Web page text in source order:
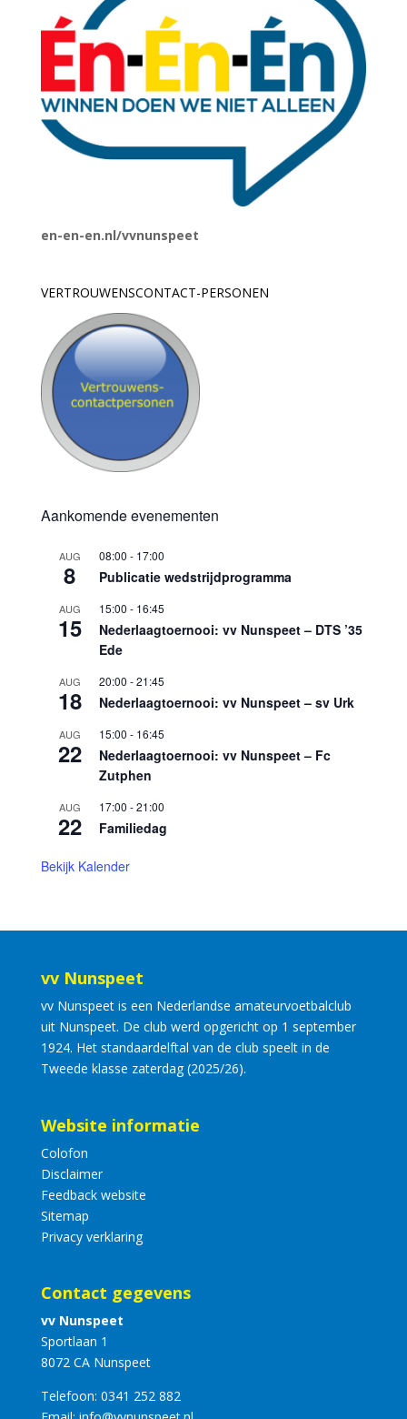
en-en-en.nl/vvnunspeet
VERTROUWENSCONTACT-PERSONEN
Aankomende evenementen
AUG
8
08:00 - 17:00
Publicatie wedstrijdprogramma
AUG
15
15:00 - 16:45
Nederlaagtoernooi: vv Nunspeet – DTS ’35
Ede
AUG
18
20:00 -21:45
Nederlaagtoernooi: vv Nunspeet – sv Urk
AUG
22
15:00 - 16:45
Nederlaagtoernooi: vv Nunspeet – Fc
Zutphen
AUG
22
17:00 -21:00
Familiedag
Bekijk Kalender
vv Nunspeet
vv Nunspeet is een Nederlandse amateurvoetbalclub
uit Nunspeet. De club werd opgericht op 1 september
1924. Het standaardelftal van de club speelt in de
Tweede klasse zaterdag (2025/26).
Website informatie
Colofon
Disclaimer
Feedback website
Sitemap
Privacy verklaring
Contact gegevens
vv Nunspeet
Sportlaan 1
8072 CA Nunspeet
Telefoon: 0341 252 882